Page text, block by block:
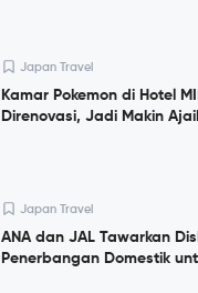
Japan Travel
Kamar Pokemon di Hotel
Direnovasi, Jadi Makin
Japan Travel
ANA dan JAL Tawarkan
Penerbangan Domestik